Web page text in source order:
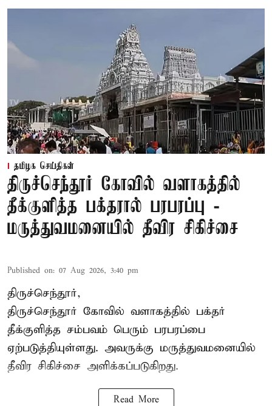
தமிழக செய்திகள்
திருச்செந்தூர் கோவில் வளாகத்தில்
தீக்குளித்த பக்தரால் பரபரப்பு -
மருத்துவமனையில் தீவிர சிகிச்சை
Published on: 07 Aug 2026, 3:40 pm
திருச்செந்தூர்,
திருச்செந்தூர் கோவில் வளாகத்தில் பக்தர்
தீக்குளித்த சம்பவம் பெரும் பரபரப்பை
ஏற்படுத்தியுள்ளது. அவருக்கு மருத்துவமனையில்
தீவிர சிகிச்சை அளிக்கப்படுகிறது.
Read More